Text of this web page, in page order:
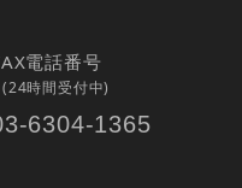
電話番号
(24時間受付中)
6304-1365